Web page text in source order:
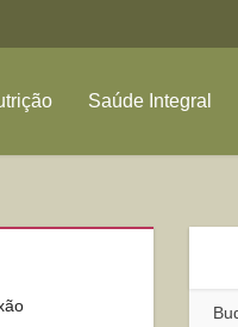
Saúde Integral